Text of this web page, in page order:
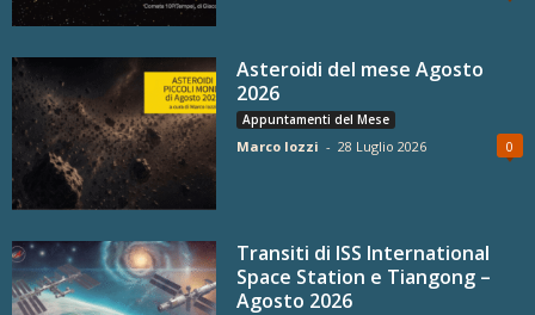
Asteroidi del mese Agosto
2026
Appuntamenti del Mese
Marco Iozzi - 28 Luglio 2026 0
Transiti di ISS International
Space Station e Tiangong –
Agosto 2026